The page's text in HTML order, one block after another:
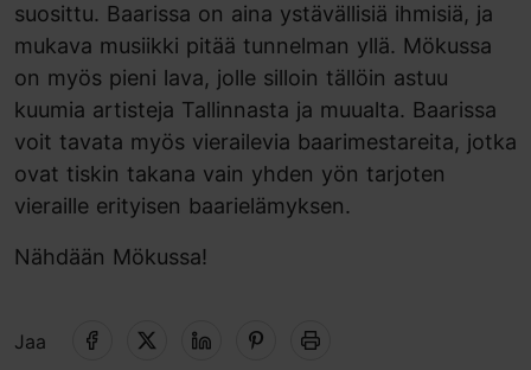
suosittu. Baarissa on aina ystävällisiä ihmisiä, ja
mukava musiikki pitää tunnelman yllä. Mökussa
on myös pieni lava, jolle silloin tällöin astuu
kuumia artisteja Tallinnasta ja muualta. Baarissa
voit tavata myös vierailevia baarimestareita, jotka
ovat tiskin takana vain yhden yön tarjoten
vieraille erityisen baarielämyksen.
Nähdään Mökussa!
Jaa